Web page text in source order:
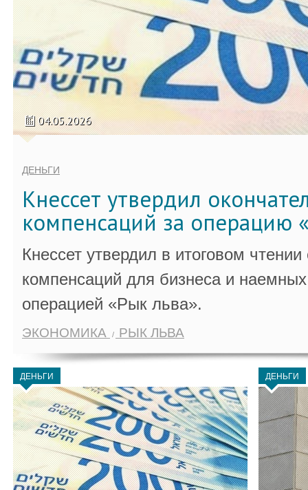
04.05.2026
ДЕНЬГИ
Кнессет утвердил
компенсаций за операцию
Кнессет утвердил в итоговом
компенсаций для бизнеса и
операцией «Рык льва».
ЭКОНОМИКА РЫК ЛЬВА
ДЕНЬГИ ДЕНЬГИ